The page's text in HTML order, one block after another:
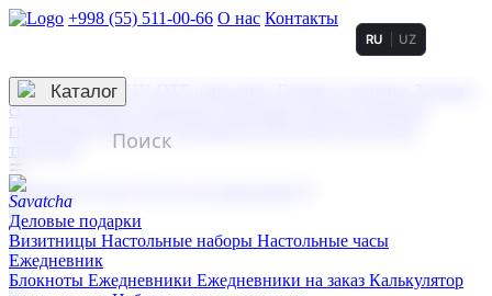
+998 (55) 511-00-66 О нас Контакты
3D гравировка
смолой (Doming)
гравировка твердая
тиснение
RU UZ
☰
Контакты
Каталог
Деловые подарки
Визитницы Настольные наборы Настольные часы
Ежедневник
Блокноты Ежедневники Ежедневники на заказ Калькулятор